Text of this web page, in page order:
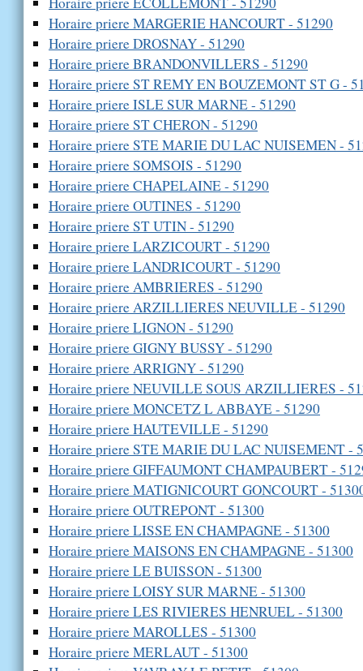
Horaire priere MARGERIE HANCOURT - 51290
Horaire priere DROSNAY - 51290
Horaire priere BRANDONVILLERS - 51290
Horaire priere ST REMY EN BOUZEMONT ST G -
Horaire priere ISLE SUR MARNE - 51290
Horaire priere ST CHERON - 51290
Horaire priere STE MARIE DU LAC NUISEMEN -
Horaire priere SOMSOIS - 51290
Horaire priere CHAPELAINE - 51290
Horaire priere OUTINES - 51290
Horaire priere ST UTIN - 51290
Horaire priere LARZICOURT - 51290
Horaire priere LANDRICOURT - 51290
Horaire priere AMBRIERES - 51290
Horaire priere ARZILLIERES NEUVILLE - 51290
Horaire priere LIGNON - 51290
Horaire priere GIGNY BUSSY - 51290
Horaire priere ARRIGNY - 51290
Horaire priere NEUVILLE SOUS ARZILLIERES -
Horaire priere MONCETZ L ABBAYE - 51290
Horaire priere HAUTEVILLE - 51290
Horaire priere STE MARIE DU LAC NUISEMENT -
Horaire priere GIFFAUMONT CHAMPAUBERT -
Horaire priere MATIGNICOURT GONCOURT -
Horaire priere OUTREPONT - 51300
Horaire priere LISSE EN CHAMPAGNE - 51300
Horaire priere MAISONS EN CHAMPAGNE - 51300
Horaire priere LE BUISSON - 51300
Horaire priere LOISY SUR MARNE - 51300
Horaire priere LES RIVIERES HENRUEL - 51300
Horaire priere MAROLLES - 51300
Horaire priere MERLAUT - 51300